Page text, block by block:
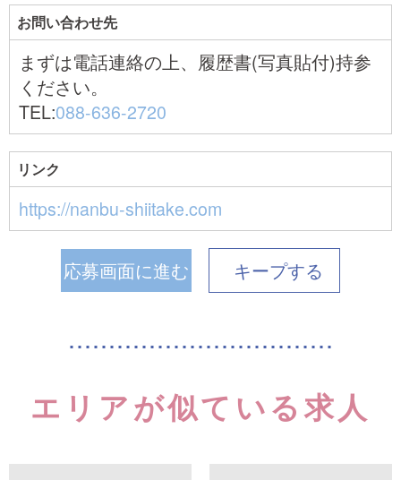
お問い合わせ先
まずは電話連絡の上、履歴書(写真貼付)持参
ください。
TEL:088-636-2720
リンク
https://nanbu-shiitake.com
応募画面に進む キープする
エリアが似ている求人